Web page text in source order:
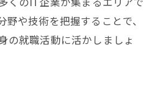
や技術を把握することで、
の就職活動に活かしましょ